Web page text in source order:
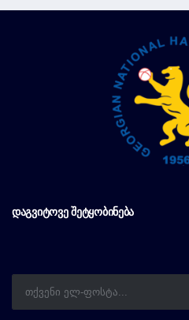
ᲓᲐᲒᲕᲘᲢᲝᲕᲔ ᲨᲔᲢᲧᲝᲑᲘᲜᲔᲑᲐ